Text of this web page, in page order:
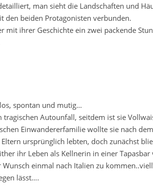
man sieht die Landschaften und
den beiden Protagonisten verbunden.
mit ihrer Geschichte ein zwei packende
spontan und mutig…
Autounfall, seitdem ist sie
Einwandererfamilie wollte sie nach
ursprünglich lebten, doch zunächst
ihr Leben als Kellnerin in einer
einmal nach Italien zu
lässt….